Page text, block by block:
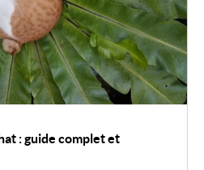
: guide complet et